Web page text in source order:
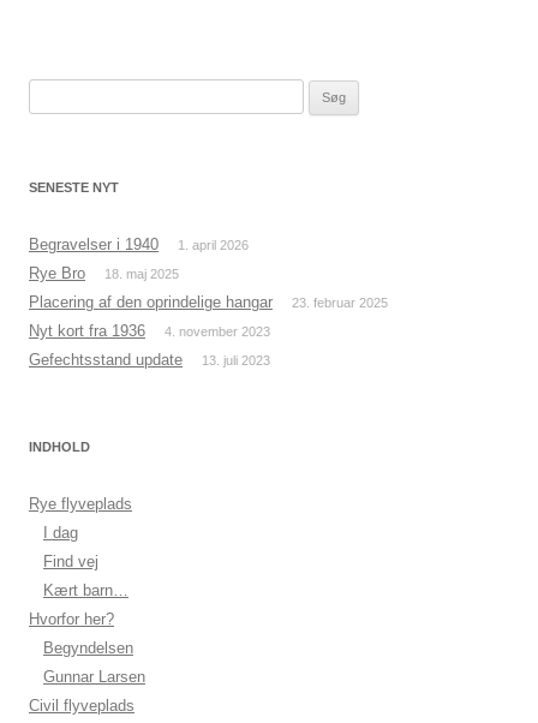
SENESTE NYT
Begravelser i 1940 1. april 2026
Rye Bro 18. maj 2025
Placering af den oprindelige hangar 23. februar 2025
Nyt kort fra 1936 4. november 2023
Gefechtsstand update 13. juli 2023
INDHOLD
Rye flyveplads
I dag
Find vej
Kært barn…
Hvorfor her?
Begyndelsen
Gunnar Larsen
Civil flyveplads